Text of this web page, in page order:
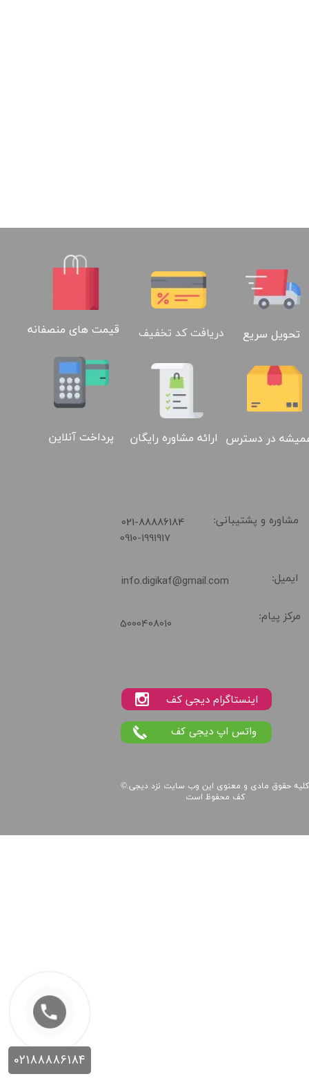
تحویل سریع دریافت کد تخفیف قیمت های منصفانه
در دسترس ارائه مشاوره رایگان پرداخت آنلاین
مشاوره و پشتیبانی: ​021-88886184
info.digikaf@gmail.com
©. کلیه حقوق مادی و معنوی این وب سایت نزددیجی
کف محفوظ است
ایمیل:
مرکز پیام: 5000408010
0910-1991917
واتس اپ دیجی کف